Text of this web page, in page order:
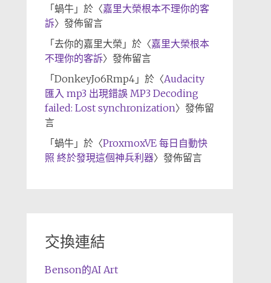
「 蝸牛」於〈嘉里大榮根本不理你的客
訴〉發佈留言
「 去你的嘉里大榮 」於〈嘉里大榮根本
不理你的客訴〉發佈留言
「 DonkeyJo6Rmp4」於〈Audacity
匯入 mp3 出現錯誤 MP3 Decoding
failed: Lost synchronization〉發佈留
言
「 蝸牛」於〈ProxmoxVE 每日自動快
照 終於發現這個神兵利器〉發佈留言
交換連結
Benson的AI Art